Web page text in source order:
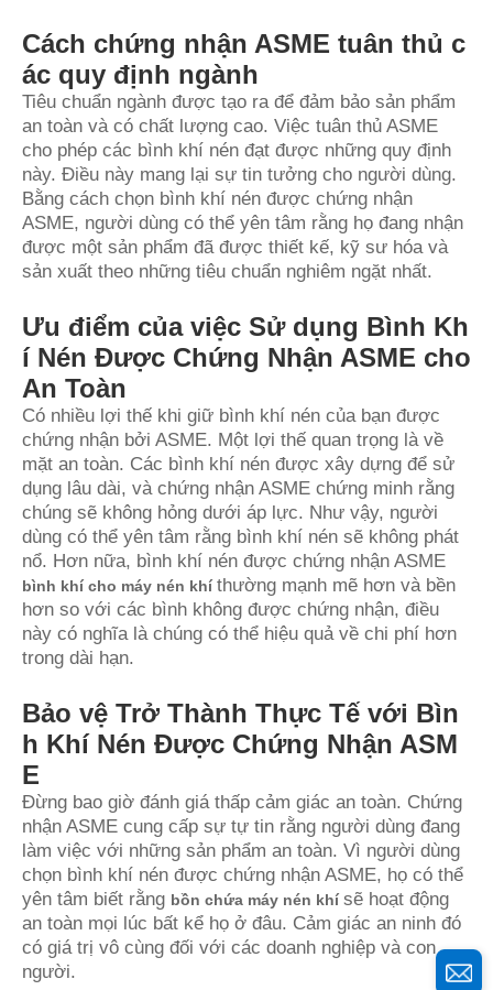
Cách chứng nhận ASME tuân thủ c
ác quy định ngành
Tiêu chuẩn ngành được tạo ra để đảm bảo sản phẩm
an toàn và có chất lượng cao. Việc tuân thủ ASME
cho phép các bình khí nén đạt được những quy định
này. Điều này mang lại sự tin tưởng cho người dùng.
Bằng cách chọn bình khí nén được chứng nhận
ASME, người dùng có thể yên tâm rằng họ đang nhận
được một sản phẩm đã được thiết kế, kỹ sư hóa và
sản xuất theo những tiêu chuẩn nghiêm ngặt nhất.
Ưu điểm của việc Sử dụng Bình Kh
í Nén Được Chứng Nhận ASME cho
An Toàn
Có nhiều lợi thế khi giữ bình khí nén của bạn được
chứng nhận bởi ASME. Một lợi thế quan trọng là về
mặt an toàn. Các bình khí nén được xây dựng để sử
dụng lâu dài, và chứng nhận ASME chứng minh rằng
chúng sẽ không hỏng dưới áp lực. Như vậy, người
dùng có thể yên tâm rằng bình khí nén sẽ không phát
nổ. Hơn nữa, bình khí nén được chứng nhận ASME
bình khí cho máy nén khí thường mạnh mẽ hơn và bền
hơn so với các bình không được chứng nhận, điều
này có nghĩa là chúng có thể hiệu quả về chi phí hơn
trong dài hạn.
Bảo vệ Trở Thành Thực Tế với Bìn
h Khí Nén Được Chứng Nhận ASM
E
Đừng bao giờ đánh giá thấp cảm giác an toàn. Chứng
nhận ASME cung cấp sự tự tin rằng người dùng đang
làm việc với những sản phẩm an toàn. Vì người dùng
chọn bình khí nén được chứng nhận ASME, họ có thể
yên tâm biết rằng bồn chứa máy nén khí sẽ hoạt động
an toàn mọi lúc bất kể họ ở đâu. Cảm giác an ninh đó
có giá trị vô cùng đối với các doanh nghiệp và con
người.